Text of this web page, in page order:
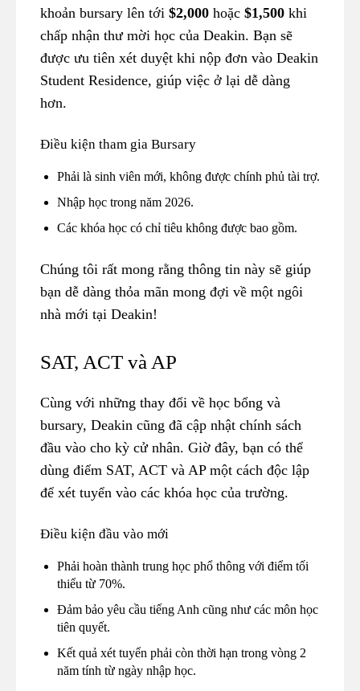
khoản bursary lên tới $2,000 hoặc $1,500 khi
chấp nhận thư mời học của Deakin. Bạn sẽ
được ưu tiên xét duyệt khi nộp đơn vào Deakin
Student Residence, giúp việc ở lại dễ dàng
hơn.
Điều kiện tham gia Bursary
Phải là sinh viên mới, không được chính phủ tài trợ.
Nhập học trong năm 2026.
Các khóa học có chỉ tiêu không được bao gồm.
Chúng tôi rất mong rằng thông tin này sẽ giúp
bạn dễ dàng thỏa mãn mong đợi về một ngôi
nhà mới tại Deakin!
SAT, ACT và AP
Cùng với những thay đổi về học bổng và
bursary, Deakin cũng đã cập nhật chính sách
đầu vào cho kỳ cử nhân. Giờ đây, bạn có thể
dùng điểm SAT, ACT và AP một cách độc lập
để xét tuyển vào các khóa học của trường.
Điều kiện đầu vào mới
Phải hoàn thành trung học phổ thông với điểm tối
thiểu từ 70%.
Đảm bảo yêu cầu tiếng Anh cũng như các môn học
tiên quyết.
Kết quả xét tuyển phải còn thời hạn trong vòng 2
năm tính từ ngày nhập học.